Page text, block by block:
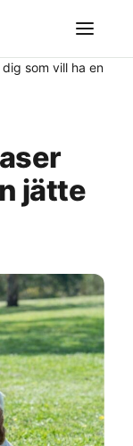
Meny
som vill ha en
jätte